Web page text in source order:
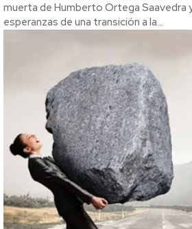
muerta de Humberto Ortega Saavedra
esperanzas de una transición a la...